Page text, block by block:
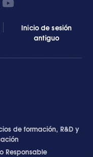
Inicio de sesión
antiguo
de formación, R&D y
Responsable